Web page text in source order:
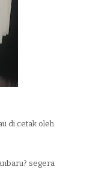
di cetak oleh
segera